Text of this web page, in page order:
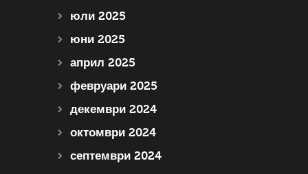
юли 2025
юни 2025
април 2025
февруари 2025
декември 2024
октомври 2024
септември 2024